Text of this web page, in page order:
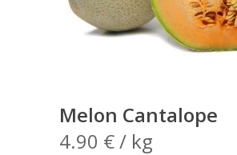
Melon Cantalope
4.90 €/ kg